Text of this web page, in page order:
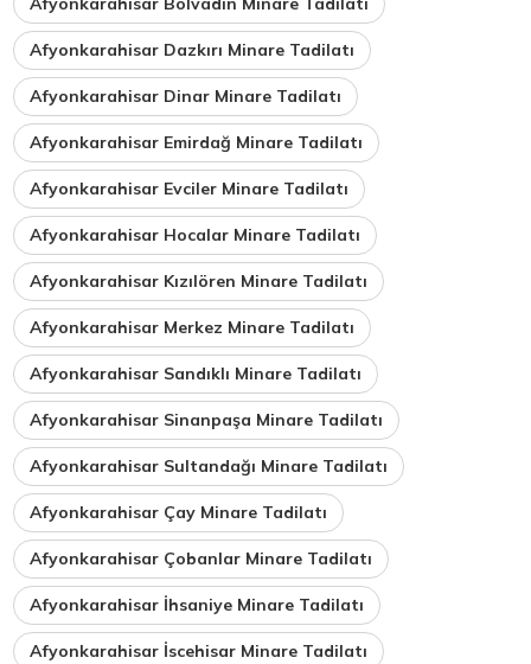
Afyonkarahisar Dazkırı Minare Tadilatı
Afyonkarahisar Dinar Minare Tadilatı
Afyonkarahisar Emirdağ Minare Tadilatı
Afyonkarahisar Evciler Minare Tadilatı
Afyonkarahisar Hocalar Minare Tadilatı
Afyonkarahisar Kızılören Minare Tadilatı
Afyonkarahisar Merkez Minare Tadilatı
Afyonkarahisar Sandıklı Minare Tadilatı
Afyonkarahisar Sinanpaşa Minare Tadilatı
Afyonkarahisar Sultandağı Minare Tadilatı
Afyonkarahisar Çay Minare Tadilatı
Afyonkarahisar Çobanlar Minare Tadilatı
Afyonkarahisar İhsaniye Minare Tadilatı
Afyonkarahisar İscehisar Minare Tadilatı